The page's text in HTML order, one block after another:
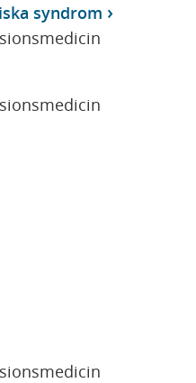
syndrom